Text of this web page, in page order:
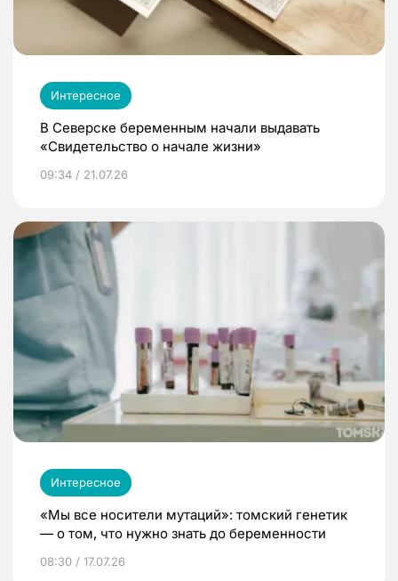
Интересное
В Северске беременным начали выдавать
«Свидетельство о начале жизни»
09:34 / 21.07.26
Интересное
«Мы все носители мутаций»: томский генетик
— о том, что нужно знать до беременности
08:30 / 17.07.26